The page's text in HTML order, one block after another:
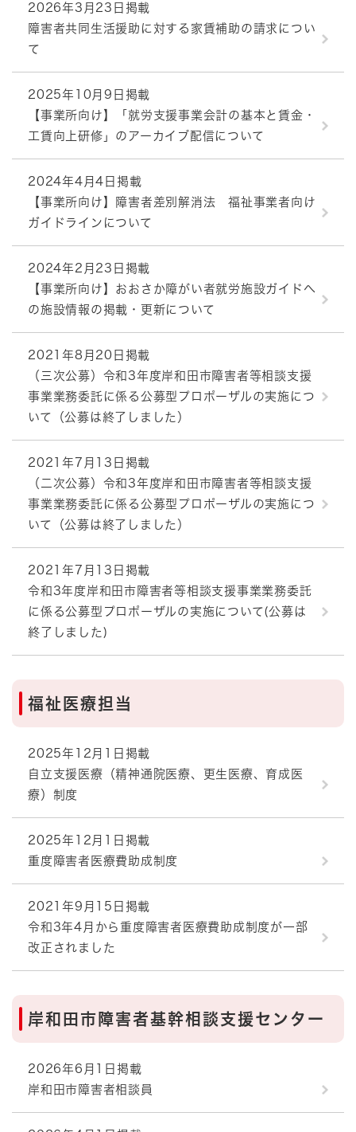
2026年3月23日掲載
障害者共同生活援助に対する家賃補助の請求につい
て
2025年10月9日掲載
【事業所向け】「就労支援事業会計の基本と賃金・
工賃向上研修」のアーカイブ配信について
2024年4月4日掲載
【事業所向け】障害者差別解消法 福祉事業者向け
ガイドラインについて
2024年2月23日掲載
【事業所向け】おおさか障がい者就労施設ガイドへ
の施設情報の掲載・更新について
2021年8月20日掲載
（三次公募）令和3年度岸和田市障害者等相談支援
事業業務委託に係る公募型プロポーザルの実施につ
いて（公募は終了しました）
2021年7月13日掲載
（二次公募）令和3年度岸和田市障害者等相談支援
事業業務委託に係る公募型プロポーザルの実施につ
いて（公募は終了しました）
2021年7月13日掲載
令和3年度岸和田市障害者等相談支援事業業務委託
に係る公募型プロポーザルの実施について(公募は
終了しました)
福祉医療担当
2025年12月1日掲載
自立支援医療（精神通院医療、更生医療、育成医
療）制度
2025年12月1日掲載
重度障害者医療費助成制度
2021年9月15日掲載
令和3年4月から重度障害者医療費助成制度が一部
改正されました
岸和田市障害者基幹相談支援センター
2026年6月1日掲載
岸和田市障害者相談員